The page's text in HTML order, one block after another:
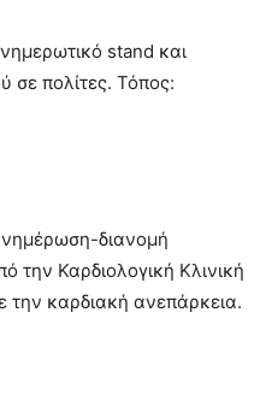
stand και
σε πολίτες. Τόπος:
διανομή
την Καρδιολογική Κλινική
την καρδιακή ανεπάρκεια.